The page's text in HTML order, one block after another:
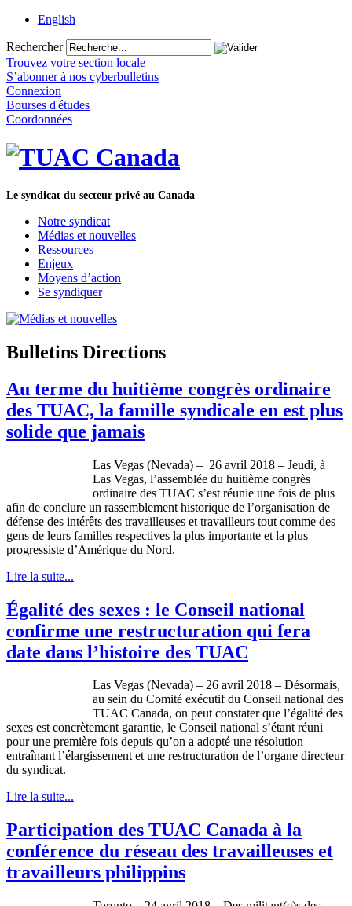
English
Rechercher
Trouvez votre section locale
S’abonner à nos cyberbulletins
Connexion
Bourses d'études
Coordonnées
Le syndicat du secteur privé au Canada
Notre syndicat
Médias et nouvelles
Ressources
Enjeux
Moyens d’action
Se syndiquer
Bulletins Directions
Au terme du huitième congrès ordinaire
des TUAC, la famille syndicale en est plus
solide que jamais
Las Vegas (Nevada) – 26 avril 2018 – Jeudi, à
Las Vegas, l’assemblée du huitième congrès
ordinaire des TUAC s’est réunie une fois de plus
afin de conclure un rassemblement historique de l’organisation de
défense des intérêts des travailleuses et travailleurs tout comme des
gens de leurs familles respectives la plus importante et la plus
progressiste d’Amérique du Nord.
Lire la suite...
Égalité des sexes : le Conseil national
confirme une restructuration qui fera
date dans l’histoire des TUAC
Las Vegas (Nevada) – 26 avril 2018 – Désormais,
au sein du Comité exécutif du Conseil national des
TUAC Canada, on peut constater que l’égalité des
sexes est concrètement garantie, le Conseil national s’étant réuni
pour une première fois depuis qu’on a adopté une résolution
entraînant l’élargissement et une restructuration de l’organe directeur
du syndicat.
Lire la suite...
Participation des TUAC Canada à la
conférence du réseau des travailleuses et
travailleurs philippins